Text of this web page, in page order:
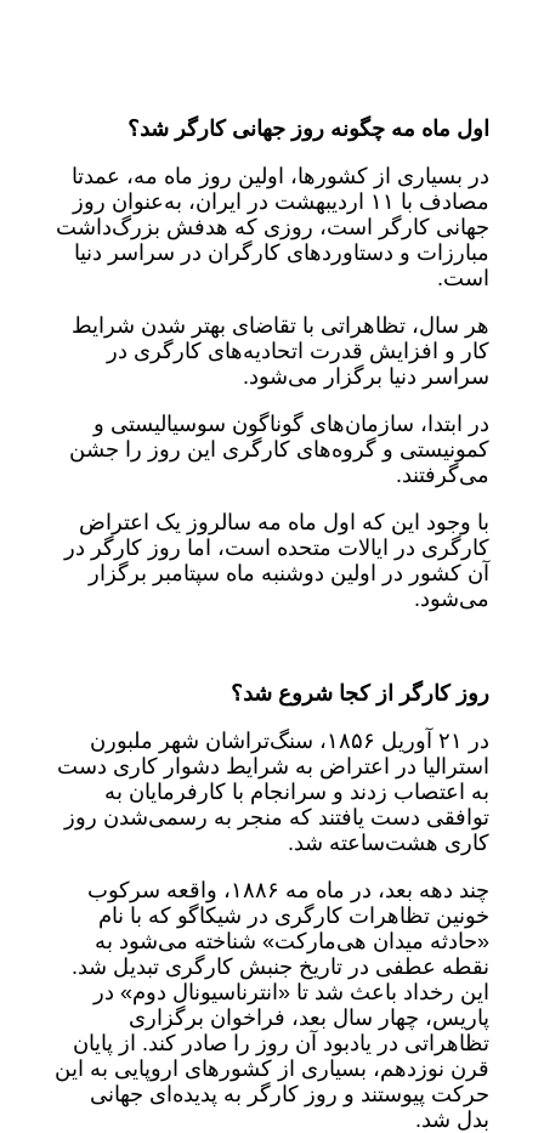
اول ماه مه چگونه روز جهانی کارگر شد؟
در بسیاری از کشورها، اولین روز ماه مه، عمدتا
مصادف با ۱۱ اردیبهشت در ایران، به‌عنوان روز
جهانی کارگر است، روزی که هدفش بزرگ‌داشت
مبارزات و دستاوردهای کارگران در سراسر دنیا
است.
هر سال، تظاهراتی با تقاضای بهتر شدن شرایط
کار و افزایش قدرت اتحادیه‌های کارگری در
سراسر دنیا برگزار می‌شود.
در ابتدا، سازمان‌های گوناگون سوسیالیستی و
کمونیستی و گروه‌های کارگری این روز را جشن
می‌گرفتند.
با وجود این که اول ماه مه سالروز یک اعتراض
کارگری در ایالات متحده است، اما روز کارگر در
آن کشور در اولین دوشنبه ماه سپتامبر برگزار
می‌شود.
روز کارگر از کجا شروع شد؟
در ۲۱ آوریل ۱۸۵۶، سنگ‌تراشان شهر ملبورن
استرالیا در اعتراض به شرایط دشوار کاری دست
به اعتصاب زدند و سرانجام با کارفرمایان به
توافقی دست یافتند که منجر به رسمی‌شدن روز
کاری هشت‌ساعته شد.
چند دهه بعد، در ماه مه ۱۸۸۶، واقعه سرکوب
خونین تظاهرات کارگری در شیکاگو که با نام
«حادثه میدان هی‌مارکت» شناخته می‌شود به
نقطه عطفی در تاریخ جنبش کارگری تبدیل شد.
این رخداد باعث شد تا «انترناسیونال دوم» در
پاریس، چهار سال بعد، فراخوان برگزاری
تظاهراتی در یادبود آن روز را صادر کند. از پایان
قرن نوزدهم، بسیاری از کشورهای اروپایی به این
حرکت پیوستند و روز کارگر به پدیده‌ای جهانی
بدل شد.